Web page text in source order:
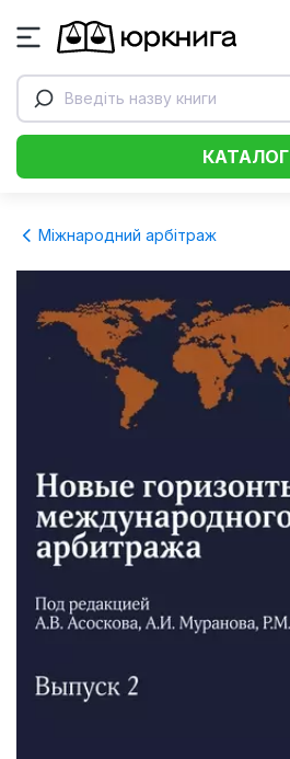
Введіть назву книги
КАТАЛОГ
Міжнародний арбітраж